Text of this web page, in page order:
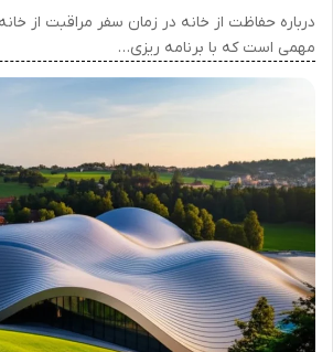
درباره حفاظت از خانه در زمان سفر مراقبت از
مهمی است که با برنامه ریزی…